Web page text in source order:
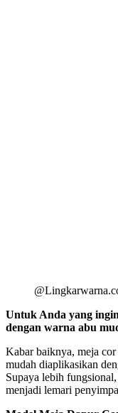
Untuk Anda yang
dengan warna abu
Kabar baiknya, meja
mudah diaplikasikan
Supaya lebih
menjadi lemari